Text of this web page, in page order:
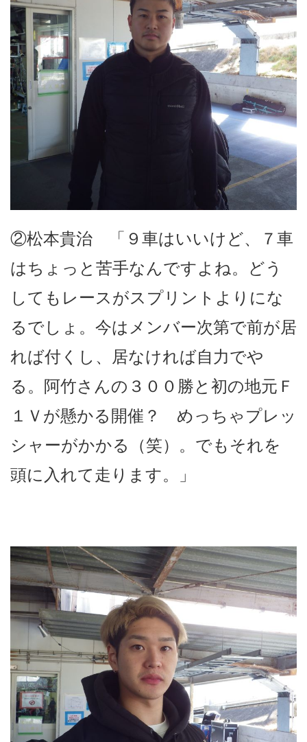
②松本貴治 「９車はいいけど、７車
はちょっと苦手なんですよね。どう
してもレースがスプリントよりにな
るでしょ。今はメンバー次第で前が居
れば付くし、居なければ自力でや
る。阿竹さんの３００勝と初の地元Ｆ
１Ｖが懸かる開催？ めっちゃプレッ
シャーがかかる（笑）。でもそれを
頭に入れて走ります。」